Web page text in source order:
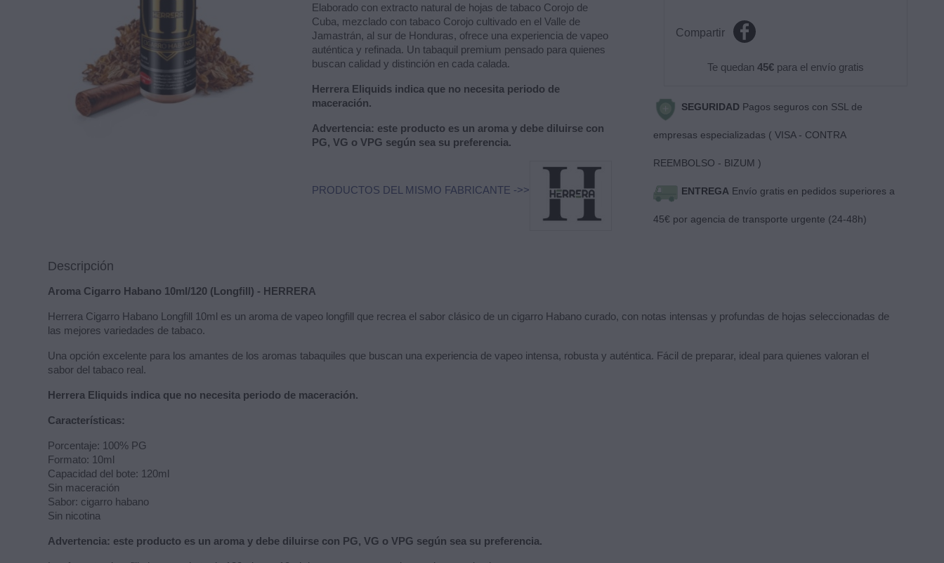
Elaborado con extracto natural de hojas de tabaco Corojo de
Cuba, mezclado con tabaco Corojo cultivado en el Valle de
Jamastrán, al sur de Honduras, ofrece una experiencia de vapeo
auténtica y refinada. Un tabaquil premium pensado para quienes
buscan calidad y distinción en cada calada.
Herrera Eliquids indica que no necesita periodo de
maceración.
Advertencia: este producto es un aroma y debe diluirse con
PG, VG o VPG según sea su preferencia.
PRODUCTOS DEL MISMO FABRICANTE ->>
Compartir
Te quedan 45€para el envío gratis
SEGURIDAD Pagos seguros con SSL de
empresas especializadas ( VISA - CONTRA
REEMBOLSO - BIZUM )
ENTREGA Envío gratis en pedidos superiores a
45€ por agencia de transporte urgente (24-48h)
Descripción
Aroma Cigarro Habano 10ml/120 (Longfill) - HERRERA
Herrera Cigarro Habano Longfill 10ml es un aroma de vapeo longfill que recrea el sabor clásico de un cigarro Habano curado, con notas intensas y profundas de hojas seleccionadas de
las mejores variedades de tabaco.
Una opción excelente para los amantes de los aromas tabaquiles que buscan una experiencia de vapeo intensa, robusta y auténtica. Fácil de preparar, ideal para quienes valoran el
sabor del tabaco real.
Herrera Eliquids indica que no necesita periodo de maceración.
Características:
Porcentaje: 100% PG
Formato: 10ml
Capacidad del bote: 120ml
Sin maceración
Sabor: cigarro habano
Sin nicotina
Advertencia: este producto es un aroma y debe diluirse con PG, VG o VPG según sea su preferencia.